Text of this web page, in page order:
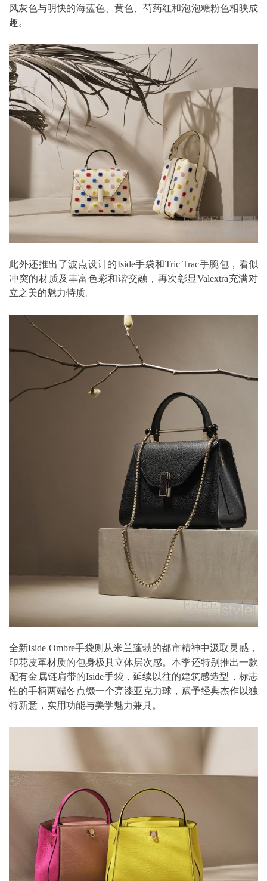
风灰色与明快的海蓝色、黄色、芍药红和泡泡糖粉色相映成
趣。
此外还推出了波点设计的Iside手袋和Tric Trac手腕包，看似
冲突的材质及丰富色彩和谐交融，再次彰显Valextra充满对
立之美的魅力特质。
全新Iside Ombre手袋则从米兰蓬勃的都市精神中汲取灵感，
印花皮革材质的包身极具立体层次感。本季还特别推出一款
配有金属链肩带的Iside手袋，延续以往的建筑感造型，标志
性的手柄两端各点缀一个亮漆亚克力球，赋予经典杰作以独
特新意，实用功能与美学魅力兼具。